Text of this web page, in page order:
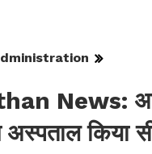
News:
अस्पताल किया